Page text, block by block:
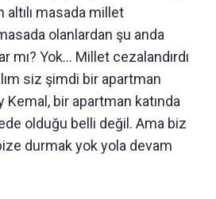
altılı masada millet
olanlardan şu anda
mı? Yok… Millet cezalandırdı
siz şimdi bir apartman
Kemal, bir apartman katında
olduğu belli değil. Ama biz
durmak yok yola devam